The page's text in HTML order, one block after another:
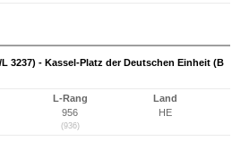
3237) - Kassel-Platz der Deutschen Einheit (B
L-Rang
956
(936)
Land
HE